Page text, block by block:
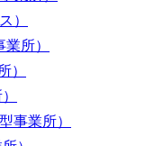
）
所）
）
事業所）